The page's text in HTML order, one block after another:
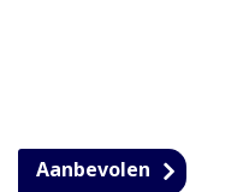
Aanbevolen